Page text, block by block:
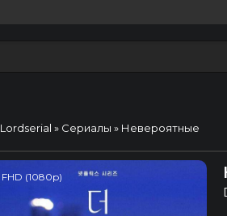
Lordserial » Сериалы » Невероятные
FHD (1080p)